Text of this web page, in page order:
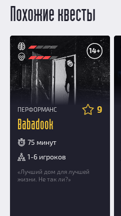
Похожие квесты
14+
ПЕРФОРМАНС 9
Babadook
75 минут
1-6 игроков
«Лучший дом для лучшей
жизни. Не так ли?»